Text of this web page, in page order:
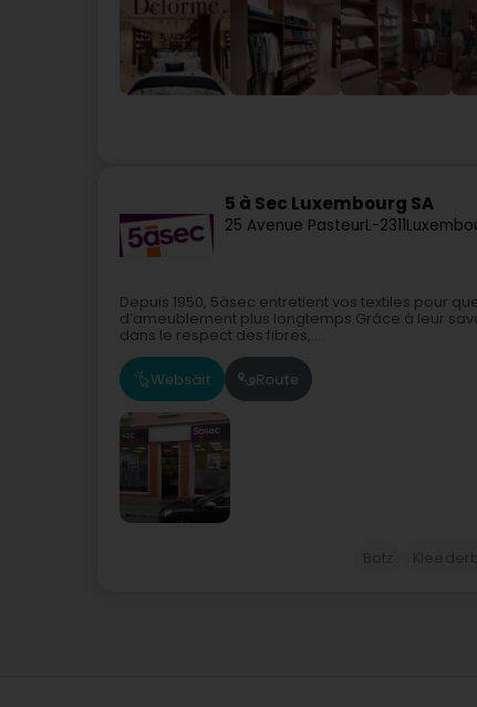
5 à Sec Luxembourg SA
25 Avenue PasteurL-2311
Depuis 1950, 5àsec entretient vos textiles pour
d’ameublement plus longtemps.Grâce à leur
dans le respect des fibres,...
Websäit Route